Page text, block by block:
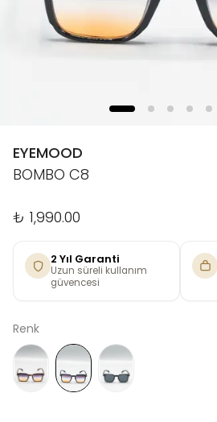
EYEMOOD
BOMBO C8
₺ 1,990.00
2 Yıl Garanti
Uzun süreli kullanım
güvencesi
Renk